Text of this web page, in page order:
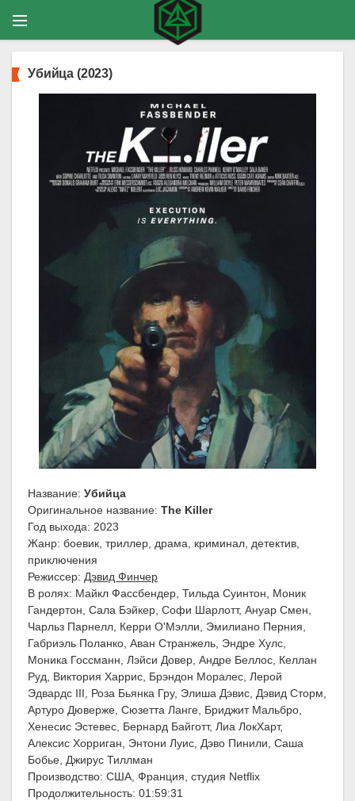
Убийца (2023)
Название: Убийца
Оригинальное название: The Killer
Год выхода: 2023
Жанр: боевик, триллер, драма, криминал, детектив,
приключения
Режиссер: Дэвид Финчер
В ролях: Майкл Фассбендер, Тильда Суинтон, Моник
Гандертон, Сала Бэйкер, Софи Шарлотт, Ануар Смен,
Чарльз Парнелл, Керри О'Мэлли, Эмилиано Перния,
Габриэль Поланко, Аван Странжель, Эндре Хулс,
Моника Госсманн, Лэйси Довер, Андре Беллос, Келлан
Руд, Виктория Харрис, Брэндон Моралес, Лерой
Эдвардс III, Роза Бьянка Гру, Элиша Дэвис, Дэвид Сторм,
Артуро Дюверже, Сюзетта Ланге, Бриджит Мальбро,
Хенесис Эстевес, Бернард Байготт, Лиа ЛокХарт,
Алексис Хорриган, Энтони Луис, Дэво Пинили, Саша
Бобье, Джирус Тиллман
Производство: США, Франция, студия Netflix
Продолжительность: 01:59:31